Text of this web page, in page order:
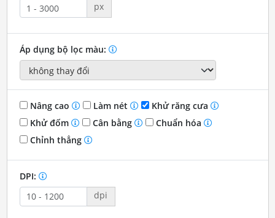
px
Áp dụng bộ lọc màu:
Nâng cao Làm nét
Khử răng cưa
Khử đốm
Cân bằng
Chuẩn hóa
Chỉnh thẳng
DPI:
dpi